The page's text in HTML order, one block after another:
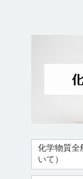
化学物質全
いて）